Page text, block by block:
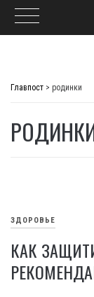
Главпост > родинки
ЗДОРОВЬЕ
КАК